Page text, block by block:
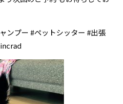
ンプー #ペットシッター #出張